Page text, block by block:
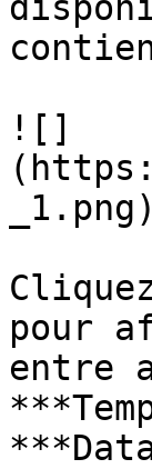
![]
_1.png)
pour
entre